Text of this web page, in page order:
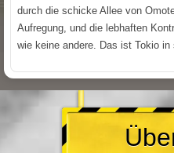
durch die schicke Allee von
Aufregung, und die lebhaften
wie keine andere. Das ist Tokio